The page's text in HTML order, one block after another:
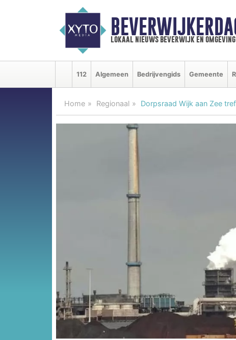
lokaal nieuws beverwijk en omgeving
112 Algemeen Bedrijvengids Gemeente
Home Regionaal Dorpsraad Wijk aan Zee